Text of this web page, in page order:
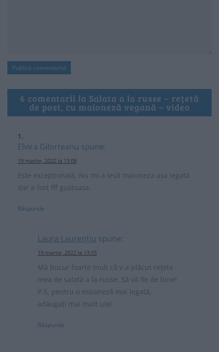
6 comentarii la Salata a la russe – rețetă
de post, cu maioneză vegană – video
Elvira Gilorteanu spune:
19 martie, 2022 la 13:08
Este excepțională. Nu mi-a iesit maioneza așa legată
dar a fost fff gustoasa.
Răspunde
Laura Laurențiu spune:
19 martie, 2022 la 13:55
Mă bucur foarte mult că v-a plăcut rețeta
mea de salată a la russe. Să vă fie de bine!
P.S. pentru o maioneză mai legată,
adăugați mai mult ulei.
Răspunde